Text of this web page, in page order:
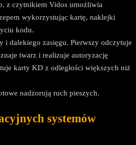
z czytnikiem Vidos umożliwia
wykorzystując kartę, naklejki
kodu.
i dalekiego zasięgu. Pierwszy odczytuje
twarz i realizuje autoryzację
karty KD z odległości większych niż
nadzorują ruch pieszych.
systemów